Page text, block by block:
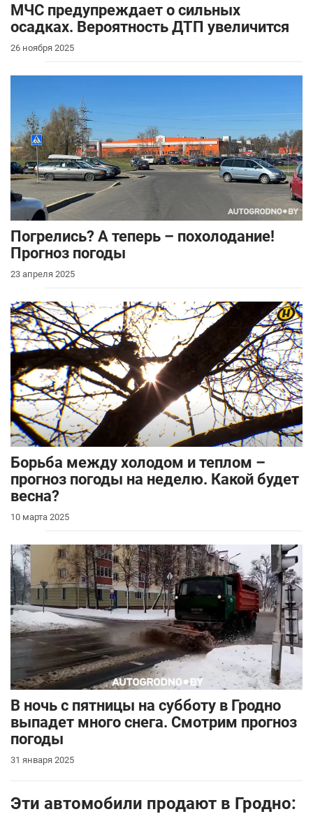
МЧС предупреждает о сильных
осадках. Вероятность ДТП увеличится
26 ноября 2025
Погрелись? А теперь – похолодание!
Прогноз погоды
23 апреля 2025
Борьба между холодом и теплом –
прогноз погоды на неделю. Какой будет
весна?
10 марта 2025
В ночь с пятницы на субботу в Гродно
выпадет много снега. Смотрим прогноз
погоды
31 января 2025
Эти автомобили продают в Гродно: